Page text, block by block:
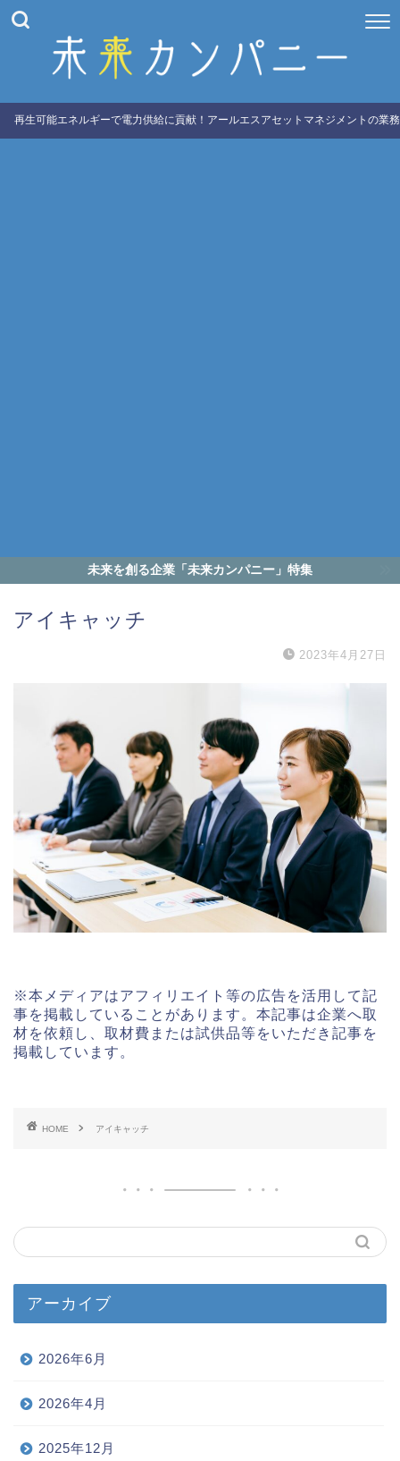
再生可能エネルギーで電力供給に貢献！アールエスアセットマネジメントの業
未来を創る企業「未来カンパニー」特集
アイキャッチ
2023年4月27日
※本メディアはアフィリエイト等の広告を活用して記
事を掲載していることがあります。本記事は企業へ取
材を依頼し、取材費または試供品等をいただき記事を
掲載しています。
HOME アイキャッチ
アーカイブ
2026年6月
2026年4月
2025年12月